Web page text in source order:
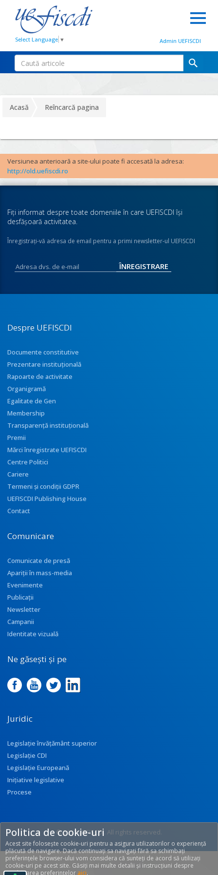
Select Language ▼ Admin UEFISCDI
Acasă Reîncarcă pagina
Versiunea anterioară a site-ului poate fi accesată la adresa:
http://old.uefiscdi.ro
Fiţi informat despre toate domeniile în care UEFISCDI îşi
desfăşoară activitatea.
Înregistraţi-vă adresa de email pentru a primi newsletter-ul UEFISCDI
Despre UEFISCDI
Documente constitutive
Prezentare instituţională
Rapoarte de activitate
Organigramă
Egalitate de Gen
Membership
Transparenţă instituţională
Premii
Mărci înregistrate UEFISCDI
Centre Politici
Cariere
Termeni și condiții GDPR
UEFISCDI Publishing House
Contact
Comunicare
Comunicate de presă
Apariţii în mass-media
Evenimente
Publicații
Newsletter
Campanii
Identitate vizuală
Ne găsești și pe
Juridic
Legislație învățământ superior
Legislație CDI
Legislație Europeană
Inițiative legislative
Procese
© 2017 UEFISCDI. All rights reserved.
[T: 0.2748, O: 92]
Politica de cookie-uri
Acest site folosește cookie-uri pentru a asigura utilizatorilor o experiență
plăcută de navigare. Dacă continuați sa navigați fără sa schimbați
preferințele browser-ului vom considera că sunteți de acord să utilizați
cookie-uri pe acest site. Găsiți mai multe detalii și instrucțiuni despre
modificarea preferințelor aici.